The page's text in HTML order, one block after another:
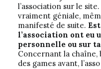
l’association sur le
vraiment géniale,
manifesté de suite.
l’association ont eu
personnelle ou sur
Concernant la chaîne,
des games avant,